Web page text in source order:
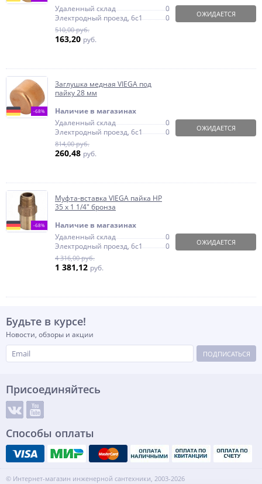
Удаленный склад
0
Электродный проезд, 6с1
0
510,00 руб.
163,20 руб.
ОЖИДАЕТСЯ
-68%
Заглушка медная VIEGA под
пайку 28 мм
Наличие в магазинах
Удаленный склад
0
Электродный проезд, 6с1
0
814,00 руб.
260,48 руб.
ОЖИДАЕТСЯ
-68%
Муфта-вставка VIEGA пайка НР
35 x 1 1/4" бронза
Наличие в магазинах
Удаленный склад
0
Электродный проезд, 6с1
0
4 316,00 руб.
1 381,12 руб.
ОЖИДАЕТСЯ
Будьте в курсе!
Новости, обзоры и акции
ПОДПИСАТЬСЯ
Присоединяйтесь
Способы оплаты
© Интернет-магазин инженерной сантехники, 2003-2026